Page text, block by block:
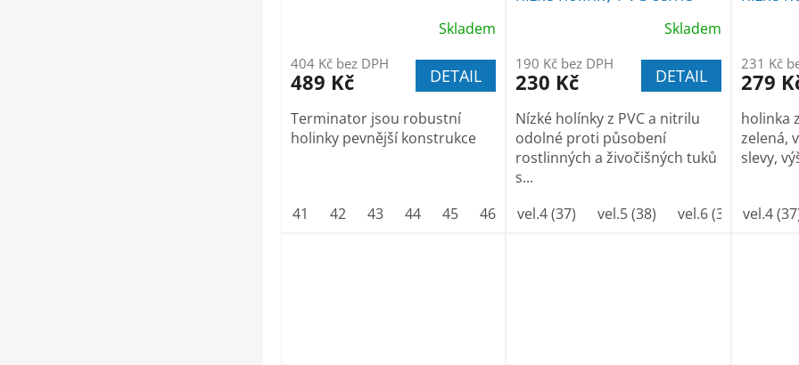
ů
Skladem
404 Kč bez DPH
489 Kč DETAIL
Terminator jsou robustní
holinky pevnější konstrukce
41 42 43 44 45 46 47 48 49 50
Skladem
190 Kč bez DPH
230 Kč DETAIL
Nízké holínky z PVC a nitrilu
odolné proti působení
rostlinných a živočišných tuků
s...
vel.4 (37)
vel.5 (38) vel.6 (39) vel.7
231 Kč
279
holinka
zelená,
slevy,
vel.4